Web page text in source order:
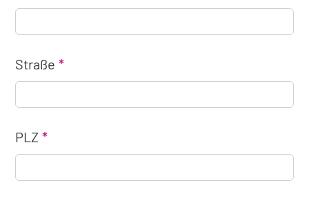
Straße
PLZ